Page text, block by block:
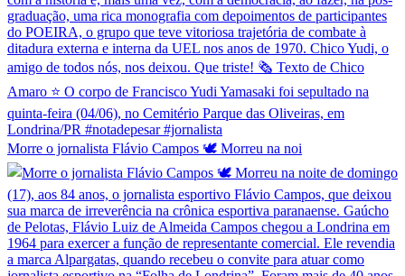
Morre o jornalista Flávio Campos 🕊️ Morreu na noi